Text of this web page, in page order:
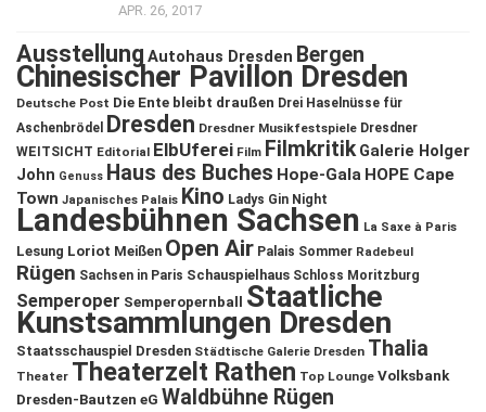
APR. 26, 2017
Ausstellung Autohaus Dresden Bergen
Chinesischer Pavillon Dresden
Deutsche Post Die Ente bleibt draußen Drei Haselnüsse für
Aschenbrödel
Dresden Dresdner Musikfestspiele Dresdner
WEITSICHT Editorial ElbUferei Film Filmkritik Galerie Holger
John Genuss Haus des Buches Hope-Gala HOPE Cape
Town Japanisches Palais Kino Ladys Gin Night
Landesbühnen Sachsen La Saxe à Paris
Lesung Loriot Meißen Open Air Palais Sommer Radebeul
Rügen Sachsen in Paris Schauspielhaus Schloss Moritzburg
Semperoper Semperopernball Staatliche
Kunstsammlungen Dresden
Staatsschauspiel Dresden Städtische Galerie Dresden Thalia
Theater Theaterzelt Rathen Top Lounge Volksbank
Dresden-Bautzen eG Waldbühne Rügen